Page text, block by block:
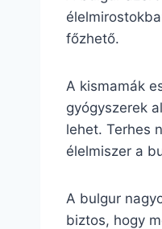
főzhető.
A kismamák
gyógyszerek
lehet. Terhes
élelmiszer a
A bulgur
biztos, hogy